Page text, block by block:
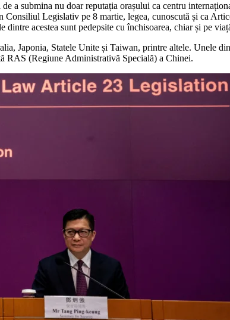
a submina nu doar reputația orașului ca centru
Legislativ pe 8 martie, legea, cunoscută și ca
acestea sunt pedepsite cu închisoarea, chiar și pe
Japonia, Statele Unite și Taiwan, printre altele. Unele
RAS (Regiune Administrativă Specială) a Chinei.